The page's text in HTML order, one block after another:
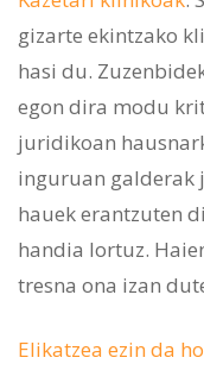
gizarte ekintzako
hasi du.
egon dira modu
juridikoan
inguruan galderak
hauek erantzuten
handia lortuz.
tresna ona izan
Elikatzea ezin da